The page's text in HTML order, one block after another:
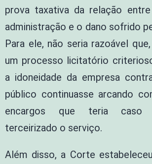
prova taxativa da relação
administração e o dano sofrido
Para ele, não seria razoável
um processo licitatório
a idoneidade da empresa
público continuasse arcando
encargos que teria caso
terceirizado o serviço.
Além disso, a Corte